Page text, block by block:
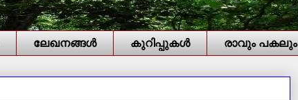
ലേഖനങ്ങള്‍ കുറിപ്പുകള്‍ രാവും പകലും